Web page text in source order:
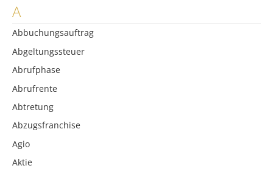
A
Abbuchungsauftrag
Abgeltungssteuer
Abrufphase
Abrufrente
Abtretung
Abzugsfranchise
Agio
Aktie